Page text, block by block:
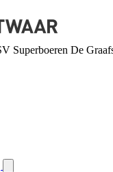
Superboeren De